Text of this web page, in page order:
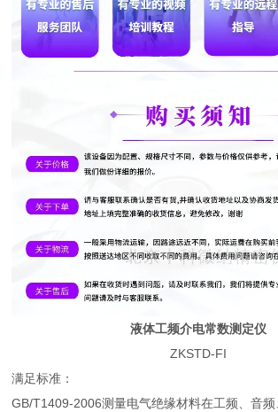
液体工频介电常数测定仪
ZKSTD-FI
满足标准：
GB/T1409-2006测量电气绝缘材料在工频、音